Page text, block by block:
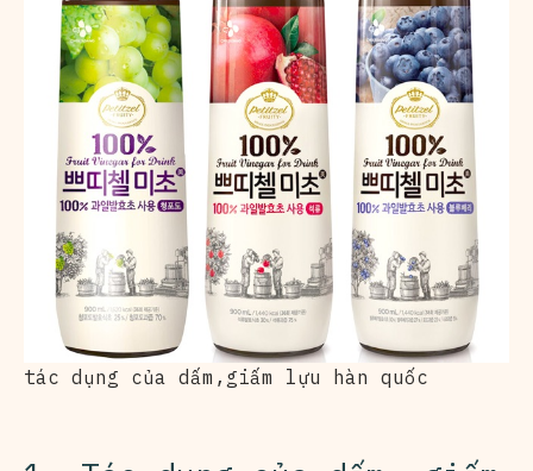
tác dụng của dấm,giấm lựu hàn quốc